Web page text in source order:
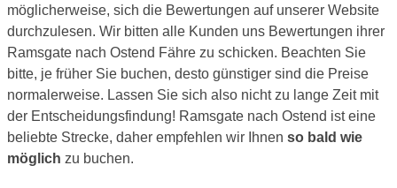
möglicherweise, sich die Bewertungen auf unserer Website
durchzulesen. Wir bitten alle Kunden uns Bewertungen ihrer
Ramsgate nach Ostend Fähre zu schicken. Beachten Sie
bitte, je früher Sie buchen, desto günstiger sind die Preise
normalerweise. Lassen Sie sich also nicht zu lange Zeit mit
der Entscheidungsfindung! Ramsgate nach Ostend ist eine
beliebte Strecke, daher empfehlen wir Ihnen so bald wie
möglich zu buchen.